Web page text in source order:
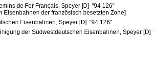
de Fer Français, Speyer [D] "94 126"
Eisenbahnen der französisch besetzten Zone]
Eisenbahnen, Speyer [D] "94 126"
der Südwestdeutschen Eisenbahnen, Speyer [D]